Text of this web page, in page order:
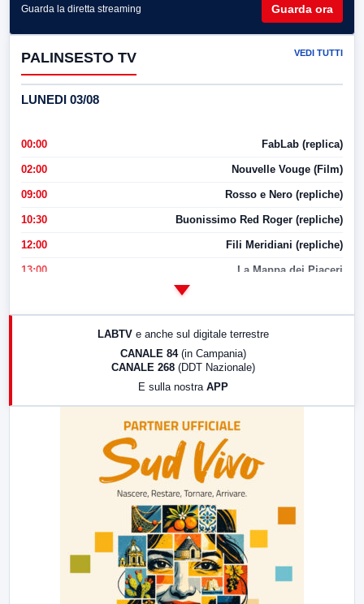
Guarda la diretta streaming Guarda ora
PALINSESTO TV VEDI TUTTI
LUNEDI 03/08
00:00 FabLab (replica)
02:00 Nouvelle Vouge (Film)
09:00 Rosso e Nero (repliche)
10:30 Buonissimo Red Roger (repliche)
12:00 Fili Meridiani (repliche)
13:00 La Mappa dei Piaceri
17:00 LabNews (replica)
LABTV e anche sul digitale terrestre
CANALE 84 (in Campania)
CANALE 268 (DDT Nazionale)
E sulla nostra APP